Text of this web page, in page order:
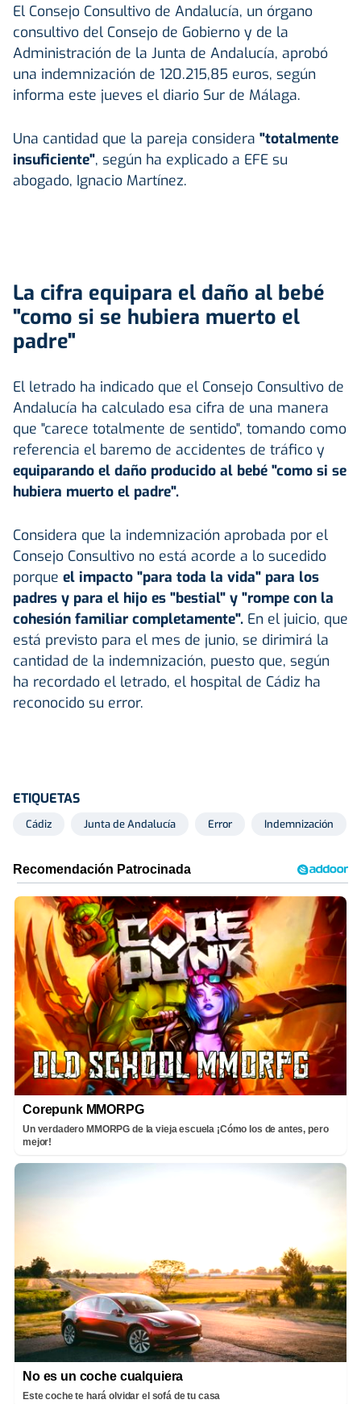
El Consejo Consultivo de Andalucía, un órgano
consultivo del Consejo de Gobierno y de la
Administración de la Junta de Andalucía, aprobó
una indemnización de 120.215,85 euros, según
informa este jueves el diario Sur de Málaga.
Una cantidad que la pareja considera "totalmente
insuficiente", según ha explicado a EFE su
abogado, Ignacio Martínez.
La cifra equipara el daño al bebé
"como si se hubiera muerto el
padre"
El letrado ha indicado que el Consejo Consultivo de
Andalucía ha calculado esa cifra de una manera
que "carece totalmente de sentido", tomando como
referencia el baremo de accidentes de tráfico y
equiparando el daño producido al bebé "como si se
hubiera muerto el padre".
Considera que la indemnización aprobada por el
Consejo Consultivo no está acorde a lo sucedido
porque el impacto "para toda la vida" para los
padres y para el hijo es "bestial" y "rompe con la
cohesión familiar completamente". En el juicio, que
está previsto para el mes de junio, se dirimirá la
cantidad de la indemnización, puesto que, según
ha recordado el letrado, el hospital de Cádiz ha
reconocido su error.
ETIQUETAS
Cádiz Junta de Andalucía Error Indemnización
Corepunk MMORPG
Un verdadero MMORPG de la vieja escuela ¡Cómo los de antes, pero
mejor!
No es un coche cualquiera
Este coche te hará olvidar el sofá de tu casa